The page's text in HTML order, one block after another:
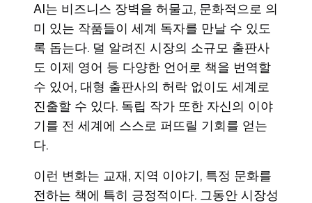
AI는 비즈니스 장벽을 허물고, 문화적으로 의
미 있는 작품들이 세계 독자를 만날 수 있도
록 돕는다. 덜 알려진 시장의 소규모 출판사
도 이제 영어 등 다양한 언어로 책을 번역할
수 있어, 대형 출판사의 허락 없이도 세계로
진출할 수 있다. 독립 작가 또한 자신의 이야
기를 전 세계에 스스로 퍼뜨릴 기회를 얻는
다.
이런 변화는 교재, 지역 이야기, 특정 문화를
전하는 책에 특히 긍정적이다. 그동안 시장성